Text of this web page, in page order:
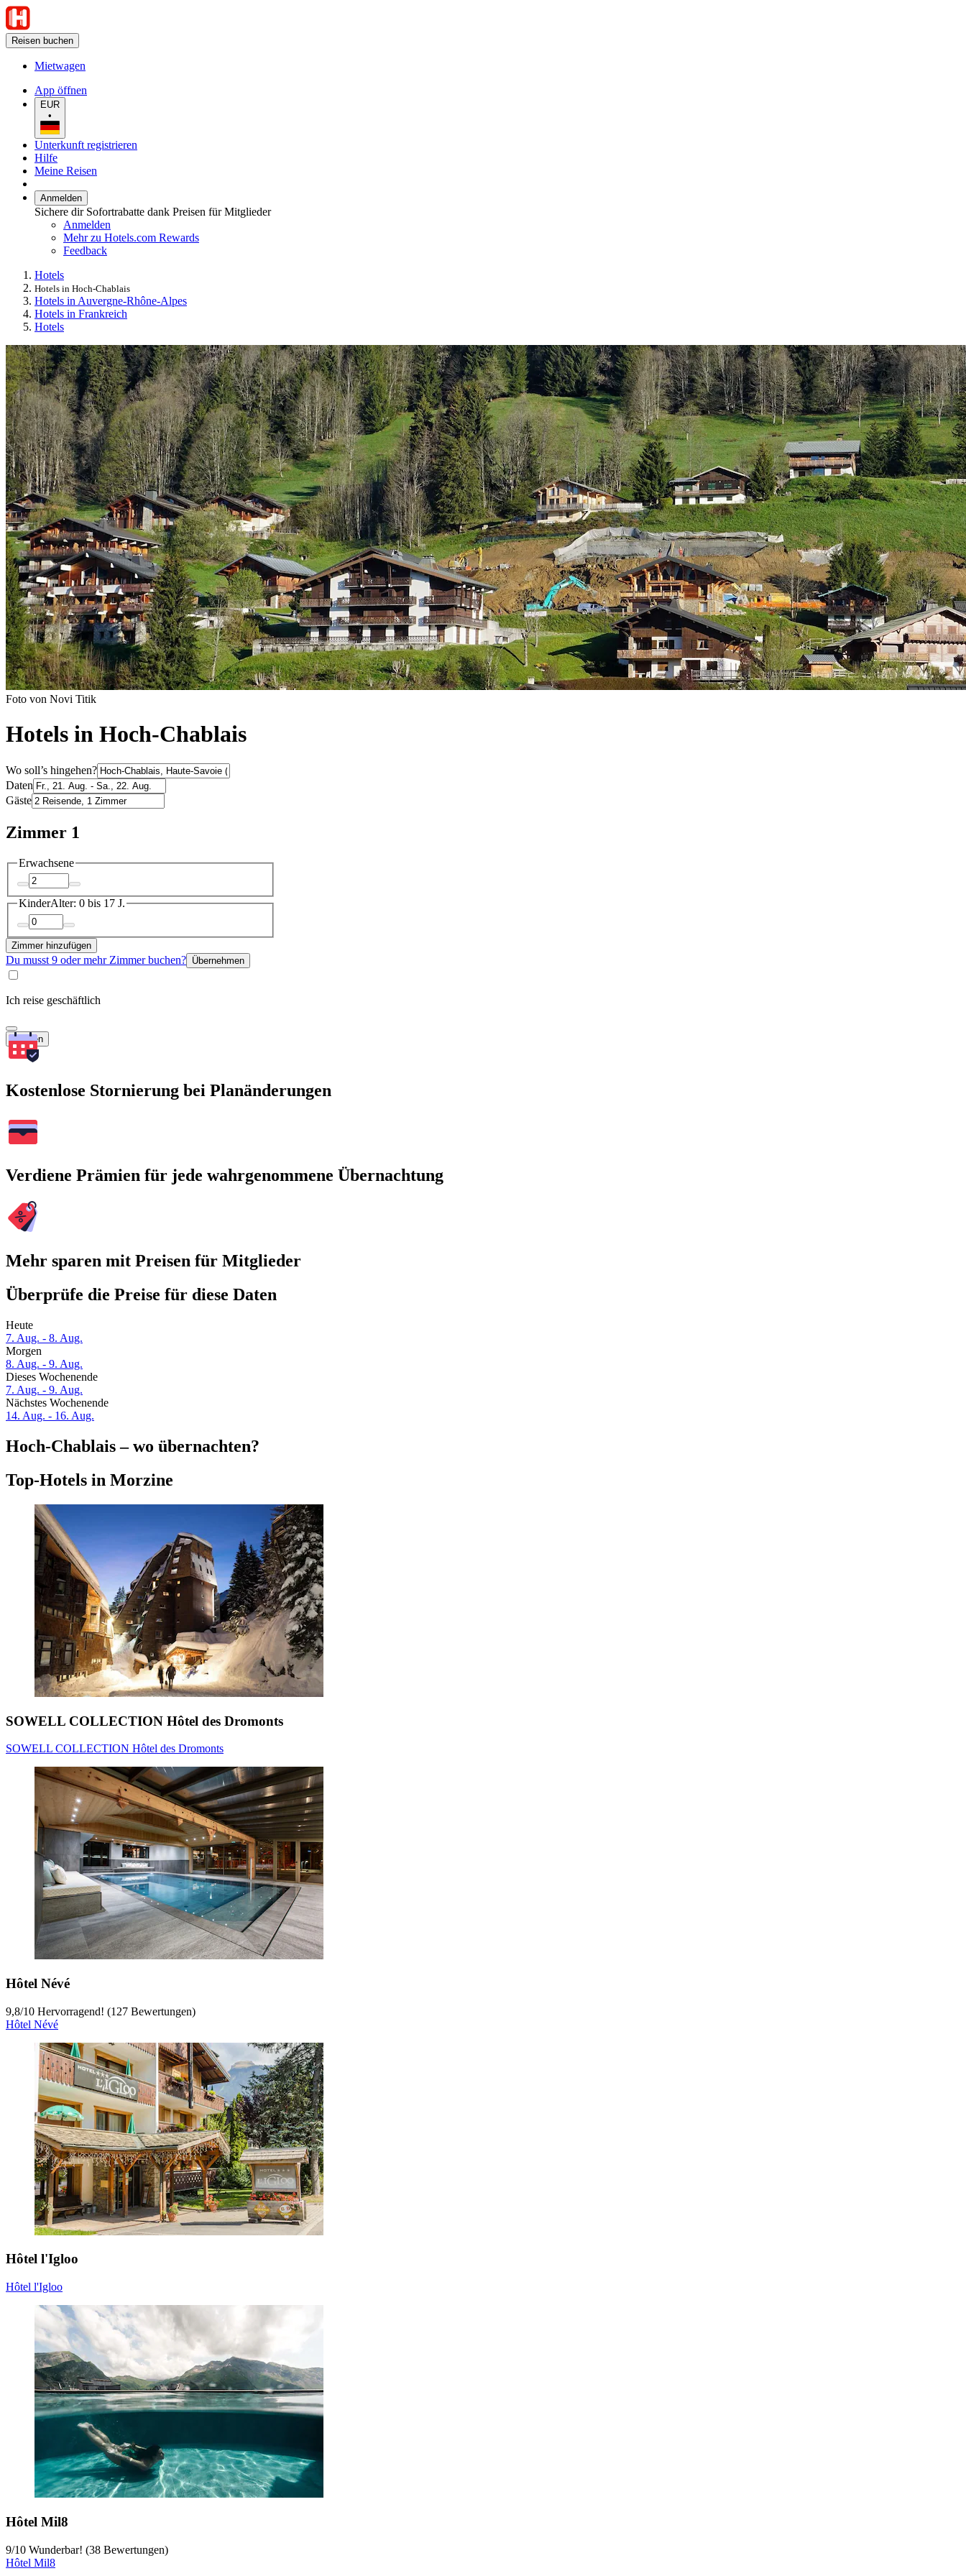
Reisen buchen
Mietwagen
App öffnen
EUR
•
Unterkunft registrieren
Hilfe
Meine Reisen
Anmelden
Sichere dir Sofortrabatte dank Preisen für Mitglieder
Anmelden
Mehr zu Hotels.com Rewards
Feedback
Hotels
Hotels in Hoch-Chablais
Hotels in Auvergne-Rhône-Alpes
Hotels in Frankreich
Hotels
Foto von Novi Titik
Hotels in Hoch-Chablais
Wo soll’s hingehen?
Daten
Gäste
Zimmer 1
Erwachsene
KinderAlter: 0 bis 17 J.
Zimmer hinzufügen
Du musst 9 oder mehr Zimmer buchen? Übernehmen
Ich reise geschäftlich
Suchen
Kostenlose Stornierung bei Planänderungen
Verdiene Prämien für jede wahrgenommene Übernachtung
Mehr sparen mit Preisen für Mitglieder
Überprüfe die Preise für diese Daten
Heute
7. Aug. - 8. Aug.
Morgen
8. Aug. - 9. Aug.
Dieses Wochenende
7. Aug. - 9. Aug.
Nächstes Wochenende
14. Aug. - 16. Aug.
Hoch-Chablais – wo übernachten?
Top-Hotels in Morzine
SOWELL COLLECTION Hôtel des Dromonts
SOWELL COLLECTION Hôtel des Dromonts
Hôtel Névé
9,8/10 Hervorragend! (127 Bewertungen)
Hôtel Névé
Hôtel l'Igloo
Hôtel l'Igloo
Hôtel Mil8
9/10 Wunderbar! (38 Bewertungen)
Hôtel Mil8